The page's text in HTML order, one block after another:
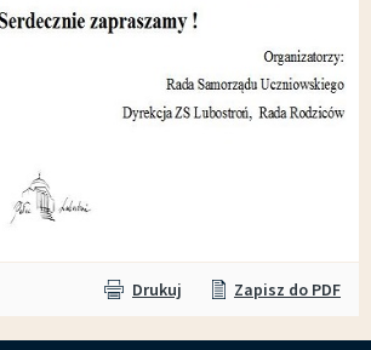
Drukuj Zapisz do PDF